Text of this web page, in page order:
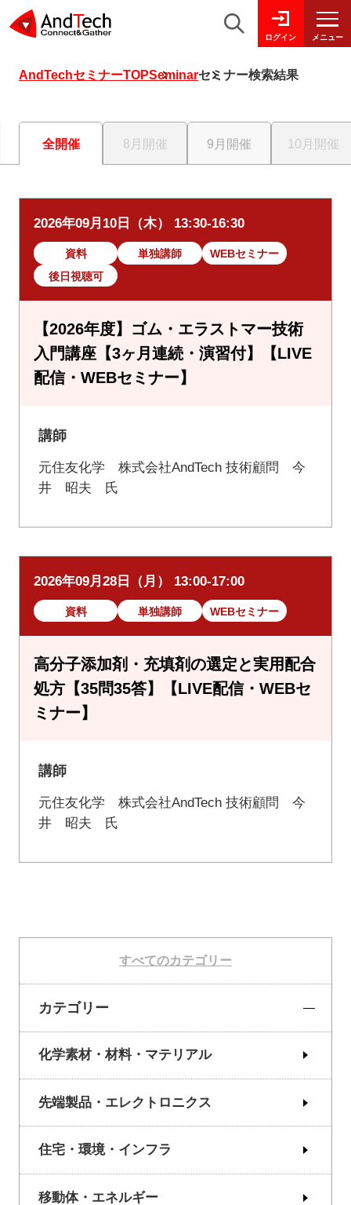
ログイン メニュー
AndTechセミナーTOPSeminarセミナー検索結果
全開催 8月開催 9月開催 10月開催
2026年09月10日（木） 13:30-16:30
資料 単独講師
WEBセミナー
後日視聴可
【2026年度】ゴム・エラストマー技術
入門講座【3ヶ月連続・演習付】【LIVE
配信・WEBセミナー】
講師
元住友化学 株式会社AndTech 技術顧問 今
井 昭夫 氏
2026年09月28日（月） 13:00-17:00
資料 単独講師 WEBセミナー
高分子添加剤・充填剤の選定と実用配合
処方【35問35答】【LIVE配信・WEBセ
ミナー】
講師
元住友化学 株式会社AndTech 技術顧問 今
井 昭夫 氏
すべてのカテゴリー
カテゴリー
化学素材・材料・マテリアル
先端製品・エレクトロニクス
住宅・環境・インフラ
移動体・エネルギー